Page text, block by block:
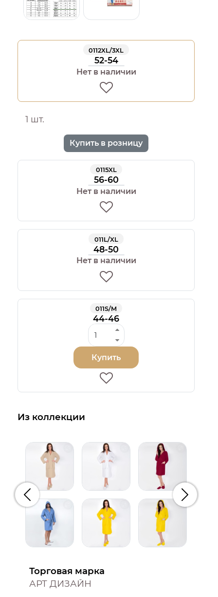
0112XL/3XL
52-54
Нет в наличии
1 шт.
Купить в розницу
0115XL
56-60
Нет в наличии
011L/XL
48-50
Нет в наличии
011S/M
44-46
Купить
Из коллекции
Предыдущий
Торговая марка
АРТ ДИЗАЙН